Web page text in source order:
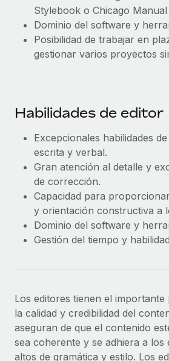
Stylebook o Chicago
Dominio del software y
Posibilidad de trabajar en
gestionar varios proyectos
Habilidades de editor
Excepcionales habilidades
escrita y verbal.
Gran atención al detalle y
de corrección.
Capacidad para
y orientación constructiva a
Dominio del software y
Gestión del tiempo y
Los editores tienen el
la calidad y credibilidad del
aseguran de que el contenido
sea coherente y se adhiera a los
altos de gramática y estilo. Los